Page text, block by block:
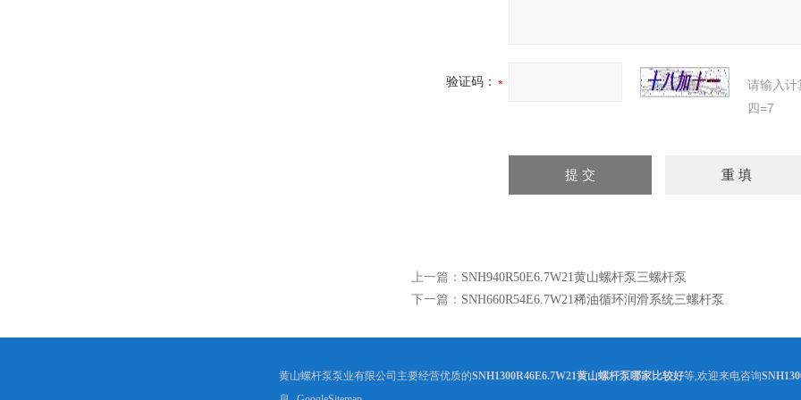
验证码：
请输入计
四=7
上一篇： SNH940R50E6.7W21黄山螺杆泵三螺杆泵
下一篇： SNH660R54E6.7W21稀油循环润滑系统三螺杆泵
黄山螺杆泵泵业有限公司主要经营优质的SNH1300R46E6.7W21黄山螺杆泵哪家比较好等,欢迎来电咨询